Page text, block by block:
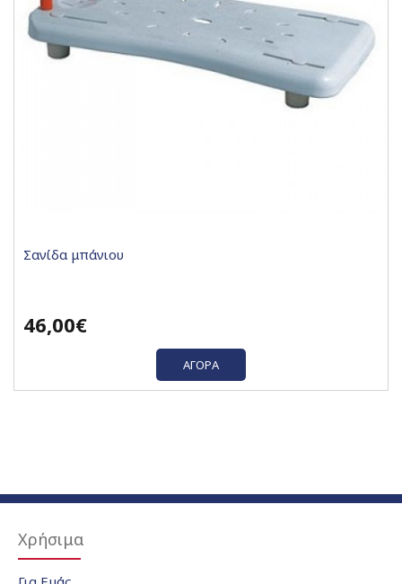
Σανίδα μπάνιου
46,00€
ΑΓΟΡΆ
Χρήσιμα